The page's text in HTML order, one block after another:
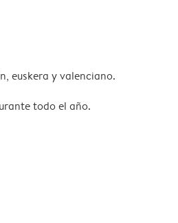
euskera y valenciano.
todo el año.